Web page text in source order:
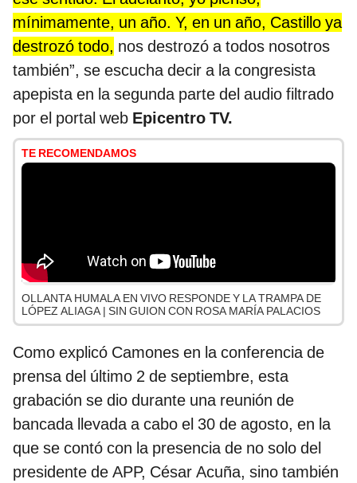
mínimamente, un año. Y, en un año, Castillo ya
destrozó todo, nos destrozó a todos nosotros
también”, se escucha decir a la congresista
apepista en la segunda parte del audio filtrado
por el portal web Epicentro TV.
TE RECOMENDAMOS
OLLANTA HUMALA EN VIVO RESPONDE Y LA TRAMPA DE
LÓPEZ ALIAGA | SIN GUION CON ROSA MARÍA PALACIOS
Como explicó Camones en la conferencia de
prensa del último 2 de septiembre, esta
grabación se dio durante una reunión de
bancada llevada a cabo el 30 de agosto, en la
que se contó con la presencia de no solo del
presidente de APP, César Acuña, sino también